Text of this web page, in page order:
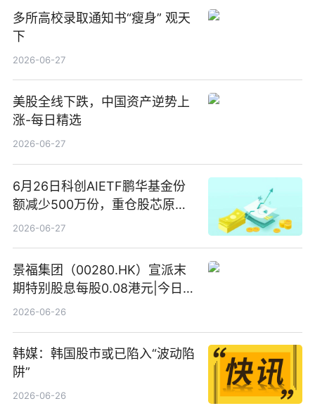
多所高校录取通知书“瘦身” 观天
下
2026-06-27
美股全线下跌，中国资产逆势上
涨-每日精选
2026-06-27
6月26日科创AIETF鹏华基金份
额减少500万份，重仓股芯原股
份、寒武纪、澜起科技 观速讯
2026-06-27
景福集团（00280.HK）宣派末
期特别股息每股0.08港元|今日快
看
2026-06-26
韩媒：韩国股市或已陷入“波动陷
阱”
2026-06-26